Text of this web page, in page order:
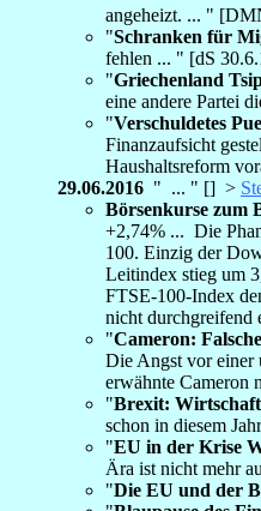
angeheizt. ... "
"Schranken für
fehlen ... " [dS
"Griechenland
eine andere Partei
"Verschuldetes
Finanzaufsicht
Haushaltsreform
29.06.2016 " ... " [] >
Börsenkurse zum
+2,74% ... Die
100. Einzig der
Leitindex stieg um
FTSE-100-Index
nicht durchgreifend
"Cameron:
Die Angst vor einer
erwähnte
"Brexit:
schon in diesem
"EU in der Krise
Ära ist nicht mehr
"Die EU und der